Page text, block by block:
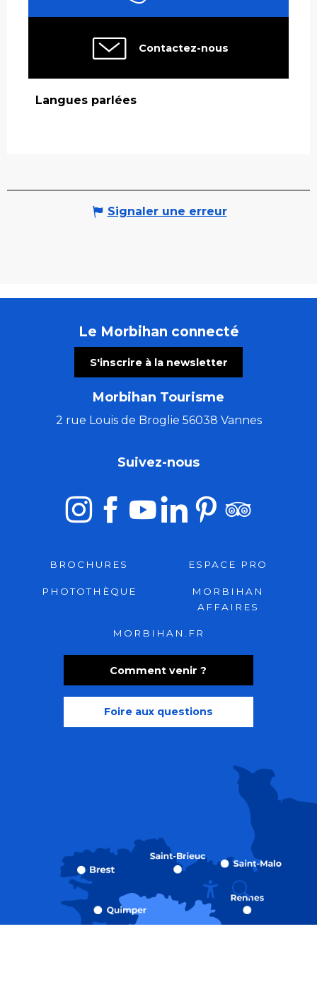
Recherche
Contactez-nous
Langues parlées
Langues parlées
Signaler une erreur
Le Morbihan connecté
S'inscrire à la newsletter
Morbihan Tourisme
2 rue Louis de Broglie 56038 Vannes
Comment venir ?
Foire aux questions
Suivez-nous
BROCHURES ESPACE PRO
PHOTOTHÈQUE
MORBIHAN
AFFAIRES
MORBIHAN.FR